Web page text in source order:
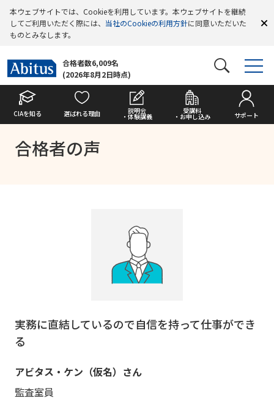
本ウェブサイトでは、Cookieを利用しています。本ウェブサイトを継続
してご利用いただく際には、 当社のCookieの利用方針に同意いただいた
ものとみなします。
合格者数6,009名
(2026年8月2日時点)
CIAを知る 選ばれる理由 説明会
・体験講義
受講料
・お申し込み サポート
合格者の声
実務に直結しているので自信を持って仕事ができ
る
アビタス・ケン（仮名）さん
監査室員